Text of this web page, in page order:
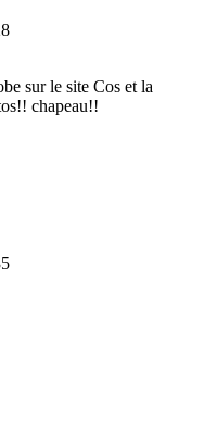
sur le site Cos et la
chapeau!!